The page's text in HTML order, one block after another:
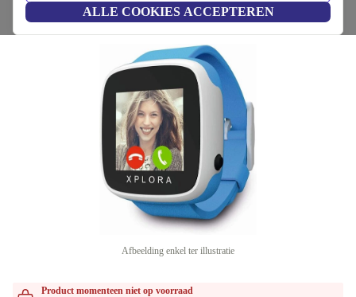
ALLE COOKIES ACCEPTEREN
(Beoordelingen worden verzameld)
Afbeelding enkel ter illustratie
Product momenteen niet op voorraad